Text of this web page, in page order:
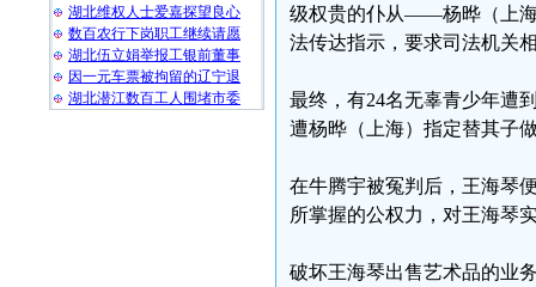
湖北维权人士爱嘉探望良心
数百农行下岗职工继续请愿
湖北伍立娟举报工银前董事
因一元车票被拘留的辽宁退
湖北潜江数百工人围堵市委
级权贵的仆从——杨晔（上海
法传达指示，要求司法机关
最终，有24名无辜青少年遭
遭杨晔（上海）指定替其子
在牛腾宇被冤判后，王海琴
所掌握的公权力，对王海琴
破坏王海琴出售艺术品的业